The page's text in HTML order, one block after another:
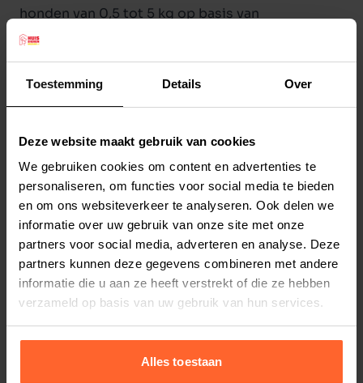
Toestemming Details Over
Deze website maakt gebruik van cookies
We gebruiken cookies om content en advertenties te
personaliseren, om functies voor social media te bieden
en om ons websiteverkeer te analyseren. Ook delen we
informatie over uw gebruik van onze site met onze
partners voor social media, adverteren en analyse. Deze
partners kunnen deze gegevens combineren met andere
informatie die u aan ze heeft verstrekt of die ze hebben
verzameld op basis van uw gebruik van hun services.
Alles toestaan
honden van 0,5 tot 5 kg op basis van
Milbemycine oxime en Praziquantel.
Beaphar Milquestra ontwormingsmiddel is
werkzaam tegen:
- Lintwormen (Dipylidium caninum, Taenia spp.,
- Haakwormen (Ancylostoma tubaeforme)
- Spoelwormen (Toxocara cati)
- Hartwormziekte (Dirofilaria immitis), pventieve
behandeling
Geschikt voor honden vanaf 2 weken en/of 0.5kg
lichaamsgewicht.
• Eenvoudig toe te dienen: meestal slechts 1
tablet per dier
• Kleine tabletten met rundvleessmaak
• Breedst werkend ontwormingsmiddel
Stel uw bestelherinnering in:(2 weken)
2 weken
4 weken
6 weken
Elke
8 weken
Elke
10 weken
Elke
12 weken